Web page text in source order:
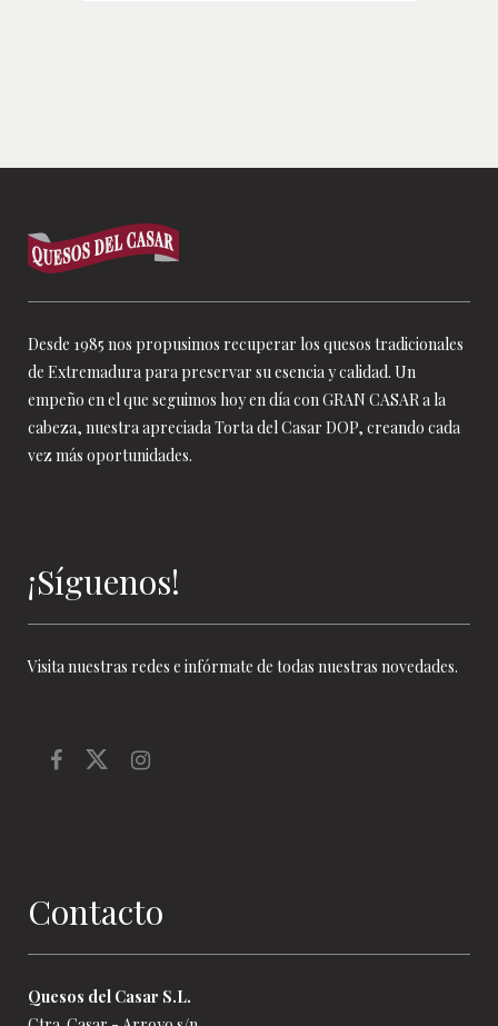
Desde 1985 nos propusimos recuperar los quesos tradicionales
de Extremadura para preservar su esencia y calidad. Un
empeño en el que seguimos hoy en día con GRAN CASAR a la
cabeza, nuestra apreciada Torta del Casar DOP, creando cada
vez más oportunidades.
¡Síguenos!
Visita nuestras redes e infórmate de todas nuestras novedades.
Contacto
Quesos del Casar S.L.